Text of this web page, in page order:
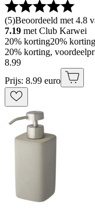
(5)Beoordeeld met 4.8
7.19 met Club Karwei
20% korting20% korting
20% korting,
8.99
Prijs: 8.99 euro